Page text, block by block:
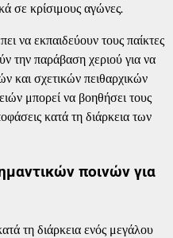
σε κρίσιμους αγώνες.
να εκπαιδεύουν τους παίκτες
την παράβαση χεριού για να
και σχετικών πειθαρχικών
μπορεί να βοηθήσει τους
κατά τη διάρκεια των
ποινών για
τη διάρκεια ενός μεγάλου